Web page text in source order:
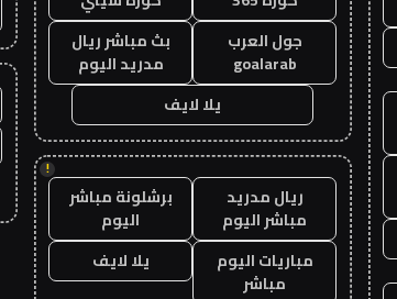
جول العرب
goalarab
بث مباشر ريال
مدريد اليوم
يلا لايف
!
ريال مدريد
مباشر اليوم
برشلونة مباشر
اليوم
مباريات اليوم
مباشر
يلا لايف